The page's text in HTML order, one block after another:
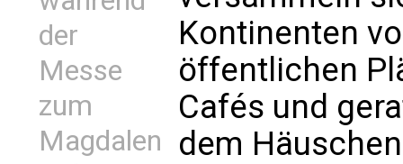
der
Messe
zum
Magdalen
Kontinenten
öffentlichen
Cafés und
dem